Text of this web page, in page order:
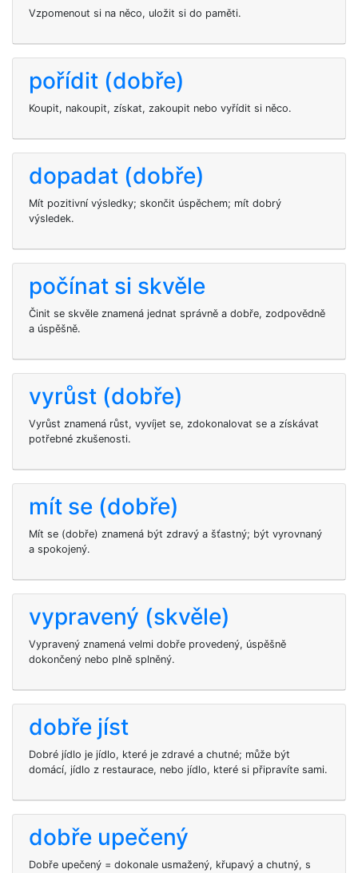
Vzpomenout si na něco, uložit si do paměti.
pořídit (dobře)
Koupit, nakoupit, získat, zakoupit nebo vyřídit si něco.
dopadat (dobře)
Mít pozitivní výsledky; skončit úspěchem; mít dobrý
výsledek.
počínat si skvěle
Činit se skvěle znamená jednat správně a dobře, zodpovědně
a úspěšně.
vyrůst (dobře)
Vyrůst znamená růst, vyvíjet se, zdokonalovat se a získávat
potřebné zkušenosti.
mít se (dobře)
Mít se (dobře) znamená být zdravý a šťastný; být vyrovnaný
a spokojený.
vypravený (skvěle)
Vypravený znamená velmi dobře provedený, úspěšně
dokončený nebo plně splněný.
dobře jíst
Dobré jídlo je jídlo, které je zdravé a chutné; může být
domácí, jídlo z restaurace, nebo jídlo, které si připravíte sami.
dobře upečený
Dobře upečený = dokonale usmažený, křupavý a chutný, s